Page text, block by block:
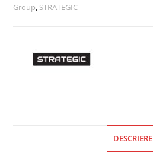
Group, STRATEGIC
DESCRIERE